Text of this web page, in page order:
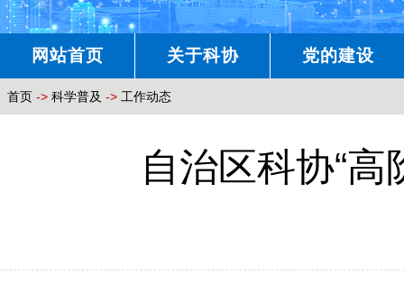
网站首页 关于科协 党的建设
首页 -> 科学普及 -> 工作动态
自治区科协“